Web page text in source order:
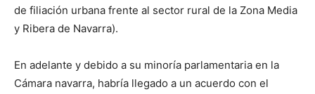
de filiación urbana frente al sector rural de la Zona Media
y Ribera de Navarra).
En adelante y debido a su minoría parlamentaria en la
Cámara navarra, habría llegado a un acuerdo con el